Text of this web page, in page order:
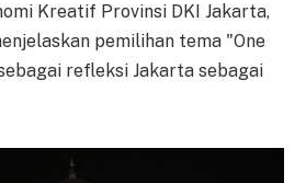
Kreatif Provinsi DKI Jakarta,
pemilihan tema "One
refleksi Jakarta sebagai